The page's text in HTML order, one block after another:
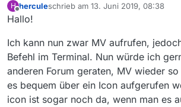
H
Offline
herculeschrieb am 13. Juni 2019, 08:38
zuletzt editiert von
Hallo!
Ich kann nun zwar MV aufrufen,
Befehl im Terminal. Nun würde ich
anderen Forum geraten, MV wieder
es bequem über ein Icon aufgerufen
icon ist sogar noch da, wenn man es